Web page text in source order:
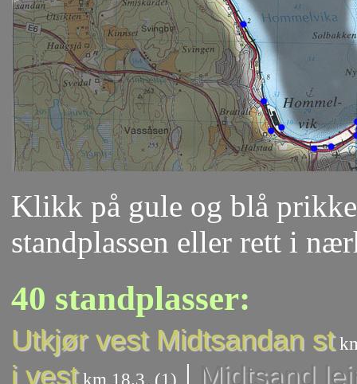
Klikk på gule og blå
standplassen eller rett i
40 standplasser:
Utkjør vest Midtsandan st
i vestkm 18.3, (1) | Midtsand